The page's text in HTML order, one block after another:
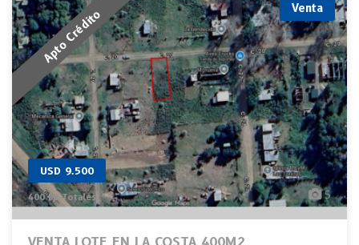
Apto Crédito Venta
USD 9.500
400 M² Totales 5